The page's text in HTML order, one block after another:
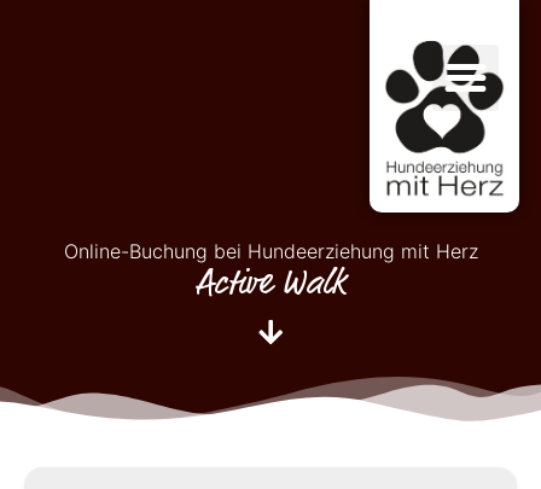
Online-Buchung bei Hundeerziehung mit Herz
Active Walk